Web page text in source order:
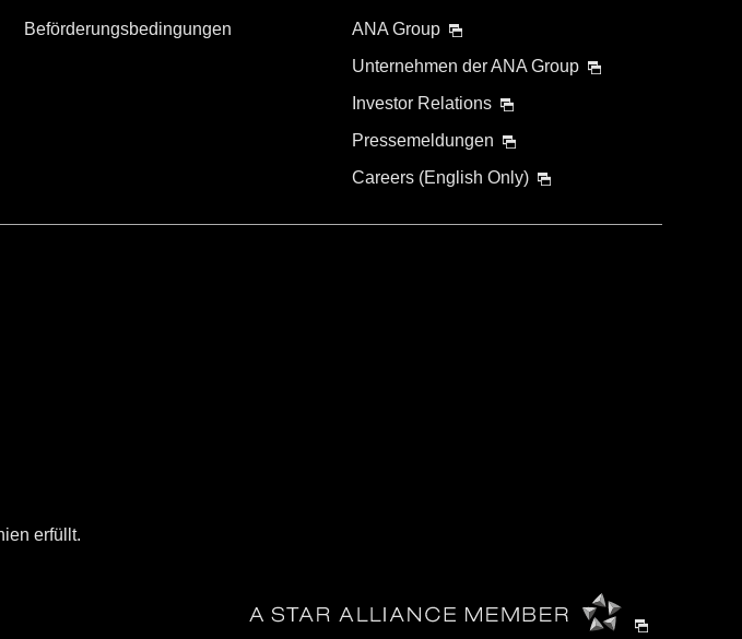
Beförderungsbedingungen
ANA Group
Unternehmen der ANA Group
Investor Relations
Pressemeldungen
Careers (English Only)
erfüllt.